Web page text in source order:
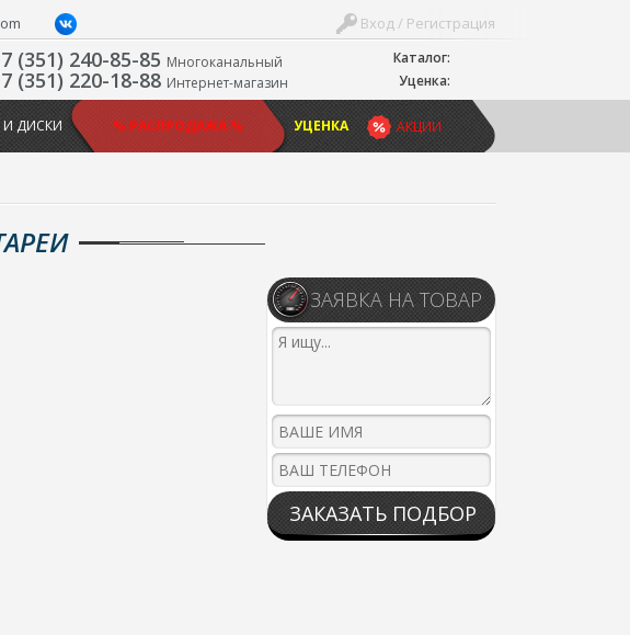
Каталог:
Уценка:
Вход / Регистрация
(351) 240-85-85 Многоканальный
(351) 220-18-88 Интернет-магазин
АКЦИИ
ДИСКИ % РАСПРОДАЖА % УЦЕНКА
ЗАЯВКА НА ТОВАР
ЗАКАЗАТЬ ПОДБОР